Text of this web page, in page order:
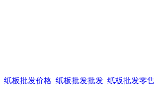
纸板批发价格 纸板批发批发 纸板批发零售